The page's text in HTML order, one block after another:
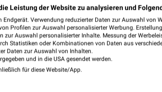
Angeboten in und um
Haidhof
Leistung der Website zu analysieren und
Verwendung reduzierter Daten zur Auswahl von
Profilen zur Auswahl personalisierter Werbung.
Auswahl personalisierter Inhalte. Messung der
Statistiken oder Kombinationen von Daten aus
Daten zur Auswahl von Inhalten.
und in die USA gesendet werden.
für diese Website/App.